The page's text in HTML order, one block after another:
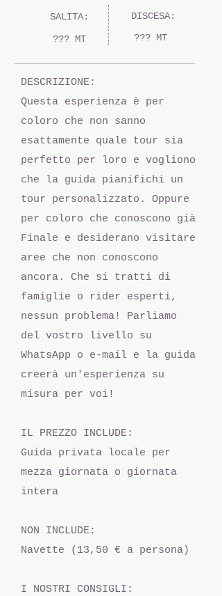
SALITA:
??? MT
DISCESA:
??? MT
DESCRIZIONE:
Questa esperienza è per
coloro che non sanno
esattamente quale tour sia
perfetto per loro e vogliono
che la guida pianifichi un
tour personalizzato. Oppure
per coloro che conoscono già
Finale e desiderano visitare
aree che non conoscono
ancora. Che si tratti di
famiglie o rider esperti,
nessun problema! Parliamo
del vostro livello su
WhatsApp o e-mail e la guida
creerà un'esperienza su
misura per voi!
IL PREZZO INCLUDE:
Guida privata locale per
mezza giornata o giornata
intera
NON INCLUDE:
Navette (13,50 € a persona)​
I NOSTRI CONSIGLI: